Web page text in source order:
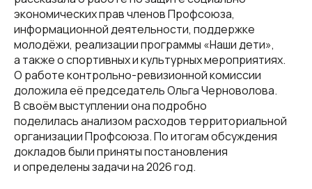
экономических прав членов Профсоюза,
информационной деятельности, поддержке
молодёжи, реализации программы «Наши дети»,
а также о спортивных и культурных мероприятиях.
О работе контрольно-ревизионной комиссии
доложила её председатель Ольга Черноволова.
В своём выступлении она подробно
поделилась анализом расходов территориальной
организации Профсоюза. По итогам обсуждения
докладов были приняты постановления
и определены задачи на 2026 год.